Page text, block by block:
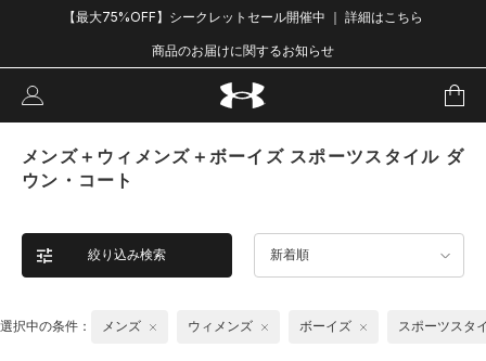
【最大75%OFF】シークレットセール開催中 ｜ 詳細はこちら
商品のお届けに関するお知らせ
メンズ＋ウィメンズ＋ボーイズ スポーツスタイル ダ
ウン・コート
絞り込み検索 新着順
選択中の条件： メンズ ウィメンズ ボーイズ スポーツスタ